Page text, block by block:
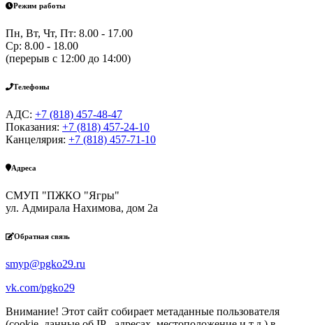
Режим работы
Пн, Вт, Чт, Пт: 8.00 - 17.00
Ср: 8.00 - 18.00
(перерыв с 12:00 до 14:00)
Телефоны
АДС: +7 (818) 457-48-47
Показания: +7 (818) 457-24-10
Канцелярия: +7 (818) 457-71-10
Адреса
СМУП "ПЖКО "Ягры"
ул. Адмирала Нахимова, дом 2а
Обратная связь
smyp@pgko29.ru
vk.com/pgko29
Внимание! Этот сайт собирает метаданные пользователя